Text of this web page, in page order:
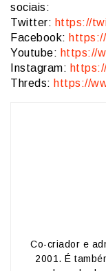
sociais:
Twitter: https://
Facebook:
Youtube: https://
Instagram:
Threds: https://
Co-criador e
2001. É